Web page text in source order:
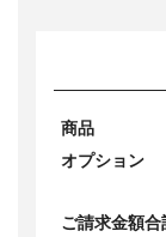
商品
オプション
ご請求金額合